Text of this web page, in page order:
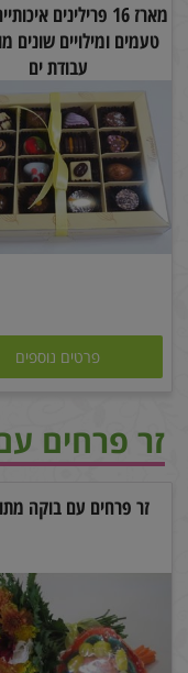
מארז 16 פרילינים
טעמים ומילויים שונים
עבודת ים
פרטים נוספים
זר פרחים
זר פרחים עם בוקה